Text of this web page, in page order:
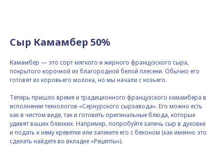
Сыр Камамбер 50%
Камамбер — это сорт мягкого и жирного французского сыра,
покрытого корочкой из благородной белой плесени. Обычно его
готовят из коровьего молока, но мы начали с козьего.
Теперь пришло время и традиционного французского камамбера в
исполнении технологов «Сернурского сырзавода». Его можно есть
как в чистом виде, так и готовить оригинальные блюда, которые
удивят ваших близких. Например, попробуйте запечь сыр в духовке
и подать к нему креветки или запеките его с беконом (как именно это
сделать найдете во вкладке «Рецепты»).